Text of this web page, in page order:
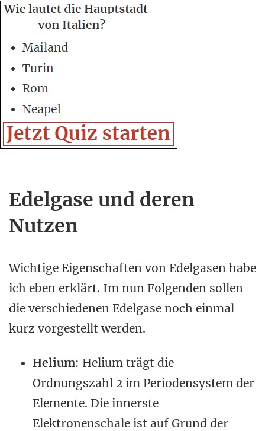
Edelgase und deren
Nutzen
Wichtige Eigenschaften von Edelgasen habe
ich eben erklärt. Im nun Folgenden sollen
die verschiedenen Edelgase noch einmal
kurz vorgestellt werden.
Helium: Helium trägt die
Ordnungszahl 2 im Periodensystem der
Elemente. Die innerste
Elektronenschale ist auf Grund der